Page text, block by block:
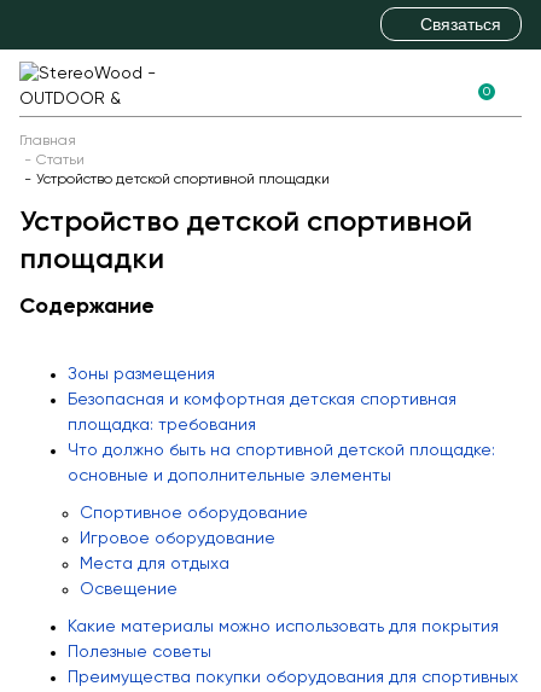
Связаться
+7 (863) 308-88-01
sales@stereowood.com
0
Новинки
Детское игровое оборудование
Детские игровые комплексы
Детские научные площадки
Детские горки
Полосы препятствий
Пространственные сетки
Балансиры
Детские карусели
Качалки на пружине
Канатные дороги
Песочницы
Главная
Статьи
Устройство детской спортивной площадки
Устройство детской спортивной
площадки
Содержание
Зоны размещения
Безопасная и комфортная детская спортивная
площадка: требования
Что должно быть на спортивной детской площадке:
основные и дополнительные элементы
Спортивное оборудование
Игровое оборудование
Места для отдыха
Освещение
Какие материалы можно использовать для покрытия
Полезные советы
Преимущества покупки оборудования для спортивных